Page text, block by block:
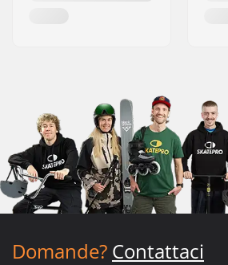
Domande? Contattaci